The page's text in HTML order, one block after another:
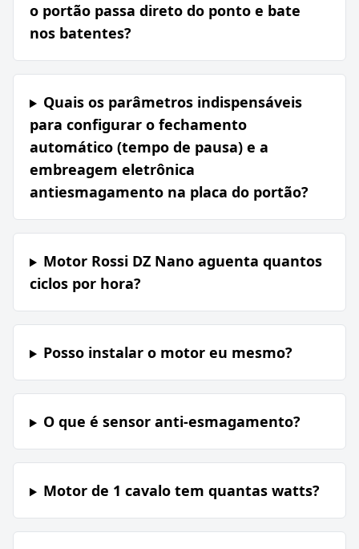
o portão passa direto do ponto e bate
nos batentes?
Quais os parâmetros indispensáveis
para configurar o fechamento
automático (tempo de pausa) e a
embreagem eletrônica
antiesmagamento na placa do portão?
Motor Rossi DZ Nano aguenta quantos
ciclos por hora?
Posso instalar o motor eu mesmo?
O que é sensor anti-esmagamento?
Motor de 1 cavalo tem quantas watts?